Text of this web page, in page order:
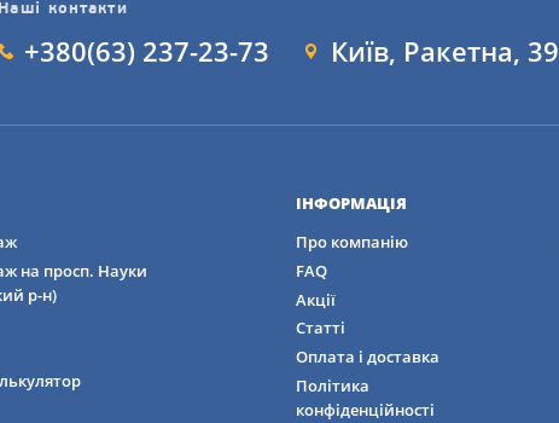
Наші контакти
+380(63) 237-23-73 Київ, Ракетна, 39
на просп. Науки
р-н)
ІНФОРМАЦІЯ
Про компанію
FAQ
Акції
Статті
Оплата і доставка
Політика
конфіденційності